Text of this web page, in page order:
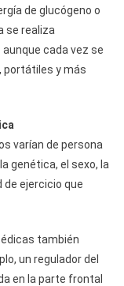
de glucógeno o
se realiza
cada vez se
portátiles y más
varían de persona
genética, el sexo, la
de ejercicio que
también
un regulador del
en la parte frontal